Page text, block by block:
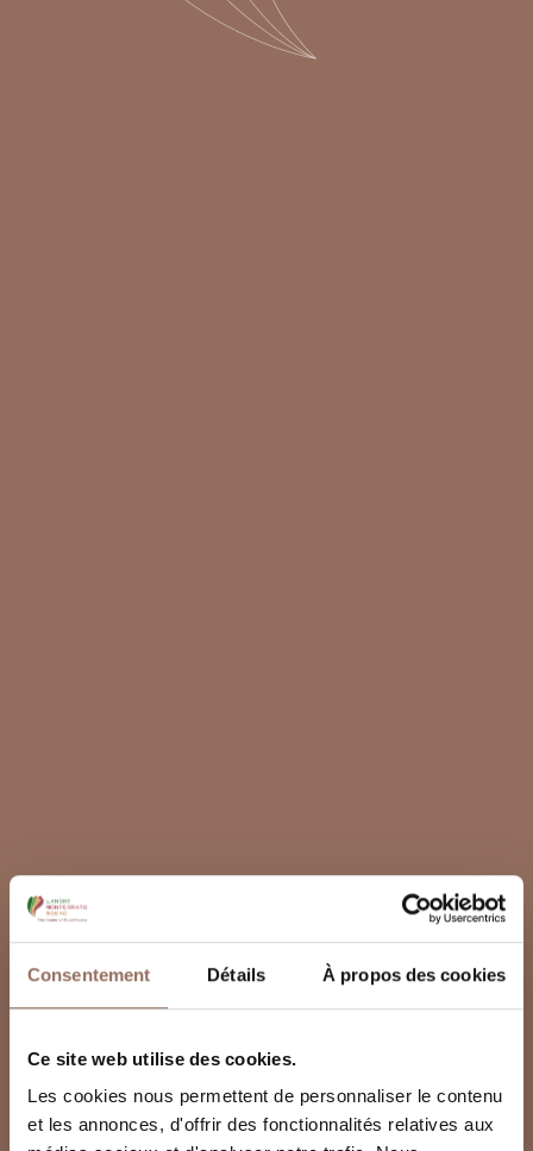
Consentement Détails À propos des cookies
Ce site web utilise des cookies.
Les cookies nous permettent de personnaliser le contenu
et les annonces, d'offrir des fonctionnalités relatives aux